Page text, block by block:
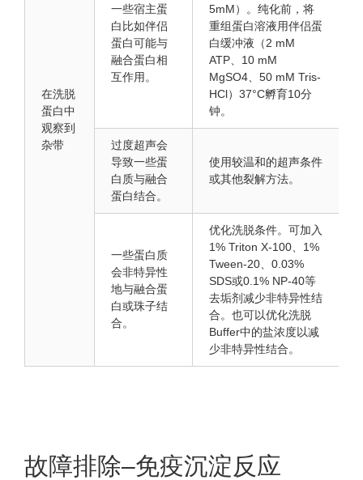
在洗脱
蛋白中
观察到
杂带
一些宿主蛋
白比如伴侣
蛋白可能与
融合蛋白相
互作用。
5mM）。纯化前，将
重组蛋白溶液用伴侣蛋
白缓冲液（2 mM
ATP、10 mM
MgSO4、50 mM Tris-
HCl）37°C孵育10分
钟。
过度超声会
导致一些蛋
白质与融合
蛋白结合。
使用较温和的超声条件
或其他裂解方法。
一些蛋白质
会非特异性
地与融合蛋
白或珠子结
合。
优化洗脱条件。可加入
1% Triton X-100、1%
Tween-20、0.03%
SDS或0.1% NP-40等
去垢剂减少非特异性结
合。也可以优化洗脱
Buffer中的盐浓度以减
少非特异性结合。
故障排除–免疫沉淀反应